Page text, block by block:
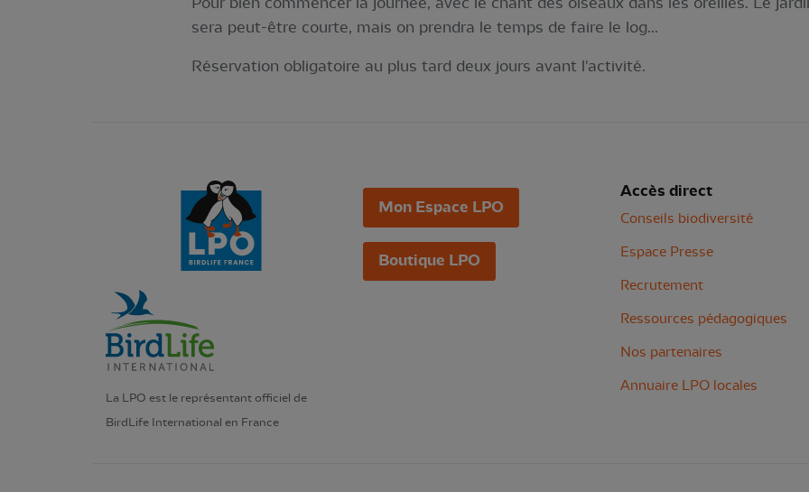
sera peut-être courte, mais on prendra le temps de faire le log...
Réservation obligatoire au plus tard deux jours avant l'activité.
La LPO est le représentant officiel de
BirdLife International en France
Mon Espace LPO
Boutique LPO
Accès direct
Conseils biodiversité
Espace Presse
Recrutement
Ressources pédagogiques
Nos partenaires
Annuaire LPO locales